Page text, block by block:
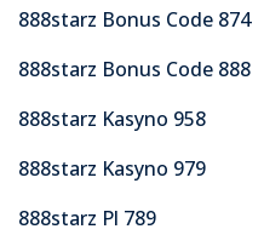
888starz Bonus Code 874
888starz Bonus Code 888
888starz Kasyno 958
888starz Kasyno 979
888starz Pl 789